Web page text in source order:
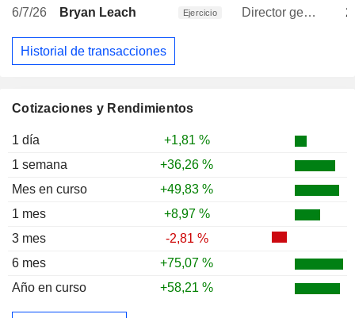
Cotizaciones y Rendimientos
1 día
+1,81 %
1 semana
+36,26 %
Mes en curso
+49,83 %
1 mes
+8,97 %
3 mes
-2,81 %
6 mes
+75,07 %
Año en curso
+58,21 %
6/7/26
Bryan Leach Ejercicio Director general
Historial de transacciones